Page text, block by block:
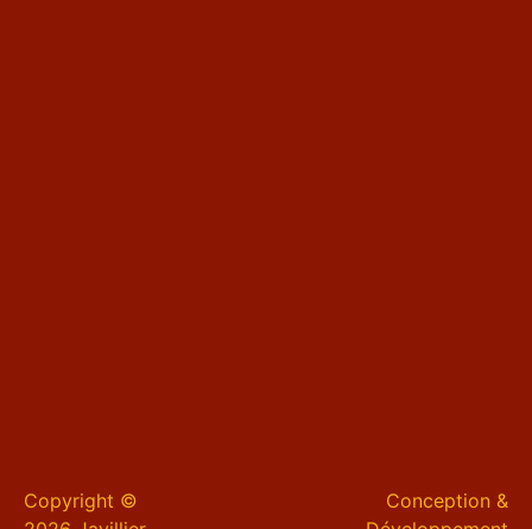
Copyright ©
Conception &